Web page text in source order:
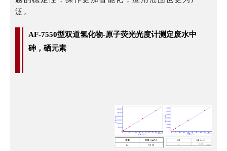
泛。
AF-7550型双道氢化物-原子荧光光度计测定废水中
砷，硒元素